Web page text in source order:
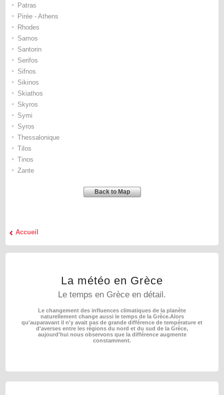
• Patras
• Pirée - Athens
• Rhodes
• Samos
• Santorin
• Serifos
• Sifnos
• Sikinos
• Skiathos
• Skyros
• Symi
• Syros
• Thessalonique
• Tilos
• Tinos
• Zante
Back to Map
Accueil
La météo en Grèce
Le temps en Grèce en détail.
Le changement des influences climatiques de la planète
naturellement change aussi le temps de la Grèce.Alors
qu'auparavant il n'y avait pas de grande différence de température et
d'averses entre les régions du nord et du sud de la Grèce,
aujourd'hui nous observons que la différence augmente
constamment.